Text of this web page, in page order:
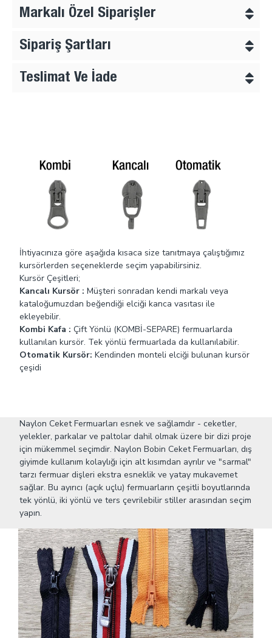
kataloğumuzdan beğendiği elciği kanca vasıtası ile
Demonte :Müşteri sonradan kendi markalı veya
kataloğumuzdan beğendiği elciği kursör üzerindeki
kapakçığı kaldırarak ekleyebilir. Bu kursörler diğer
kursörlere göre biraz daha maliyetlidir.
Maçalı Kursör :
Kancalı kursörden farklı olarak burada
kanca kısım elcik üzerinde bulunmaktadır. Müşteri kendi
markalaı veya logolu elciğini ekleyebilir.
Markalı Özel Siparişler
Sipariş Şartları
Teslimat Ve İade
İhtiyacınıza göre aşağıda kısaca size tanıtmaya çalıştığımız
kursörlerden seçeneklerde seçim yapabilirsiniz.
Kursör Çeşitleri;
Kancalı Kursör : Müşteri sonradan kendi markalı veya
kataloğumuzdan beğendiği elciği kanca vasıtası ile
ekleyebilir.
Kombi Kafa : Çift Yönlü (KOMBİ-SEPARE) fermuarlarda
kullanılan kursör. Tek yönlü fermuarlada da kullanılabilir.
Otomatik Kursör: Kendinden monteli elciği bulunan kursör
çeşidi
Naylon Ceket Fermuarları esnek ve sağlamdır - ceketler,
yelekler, parkalar ve paltolar dahil olmak üzere bir dizi proje
için mükemmel seçimdir. Naylon Bobin Ceket Fermuarları, dış
giyimde kullanım kolaylığı için alt kısımdan ayrılır ve "sarmal"
tarzı fermuar dişleri ekstra esneklik ve yatay mukavemet
sağlar. Bu ayırıcı (açık uçlu) fermuarların çeşitli boyutlarında
tek yönlü, iki yönlü ve ters çevrilebilir stiller arasından seçim
yapın.